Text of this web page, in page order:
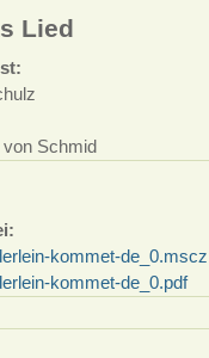
Lied
Schmid
kommet-de_0.mscz
kommet-de_0.pdf